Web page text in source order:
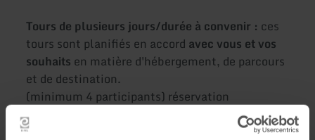
Tours de plusieurs jours/durée à convenir : ces
tours sont planifiés en accord avec vous et vos
souhaits en matière d'hébergement, de parcours
et de destination.
(minimum 4 participants) réservation
obligatoire au moins 3 semaines avant.